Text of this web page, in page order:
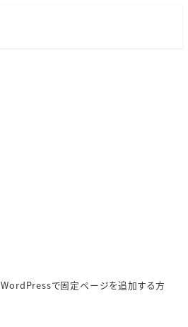
WordPressで固定ページを追加する方